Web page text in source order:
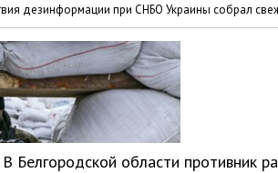
дезинформации при СНБО Украины собрал
Белгородской области противник